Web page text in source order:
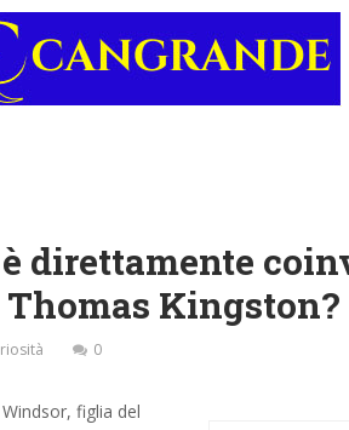
direttamente
Kingston?
0
figlia del